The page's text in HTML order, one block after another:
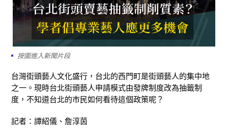
按圖進入新聞片段
台灣街頭藝人文化盛行，台北的西門町是街頭藝人的集中地
之一。現時台北街頭藝人申請模式由發牌制度改為抽籤制
度，不知道台北的市民如何看待這個政策呢？
記者：譚紹儀、詹淳茵